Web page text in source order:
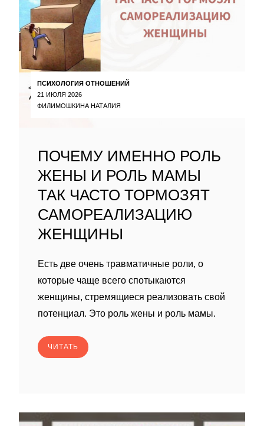
ПСИХОЛОГИЯ ОТНОШЕНИЙ
21 ИЮЛЯ 2026
ФИЛИМОШКИНА НАТАЛИЯ
ПОЧЕМУ ИМЕННО РОЛЬ
ЖЕНЫ И РОЛЬ МАМЫ
ТАК ЧАСТО ТОРМОЗЯТ
САМОРЕАЛИЗАЦИЮ
ЖЕНЩИНЫ
Есть две очень травматичные роли, о
которые чаще всего спотыкаются
женщины, стремящиеся реализовать свой
потенциал. Это роль жены и роль мамы.
ЧИТАТЬ